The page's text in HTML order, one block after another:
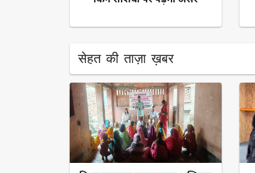
सेहत की ताज़ा ख़बर